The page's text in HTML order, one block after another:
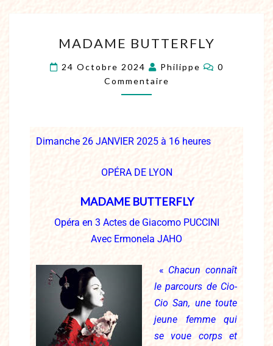
MADAME BUTTERFLY
24 Octobre 2024 Philippe
0
Commentaire
Dimanche 26 JANVIER 2025 à 16 heures
OPÉRA DE LYON
MADAME BUTTERFLY
Opéra en 3 Actes de Giacomo PUCCINI
Avec Ermonela JAHO
« Chacun connaît
le parcours de Cio-
Cio San, une toute
jeune femme qui
se voue corps et